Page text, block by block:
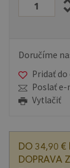
Doručíme
Pridať
Poslať
Vytlačiť
DO 34,90 €
DOPRAVA